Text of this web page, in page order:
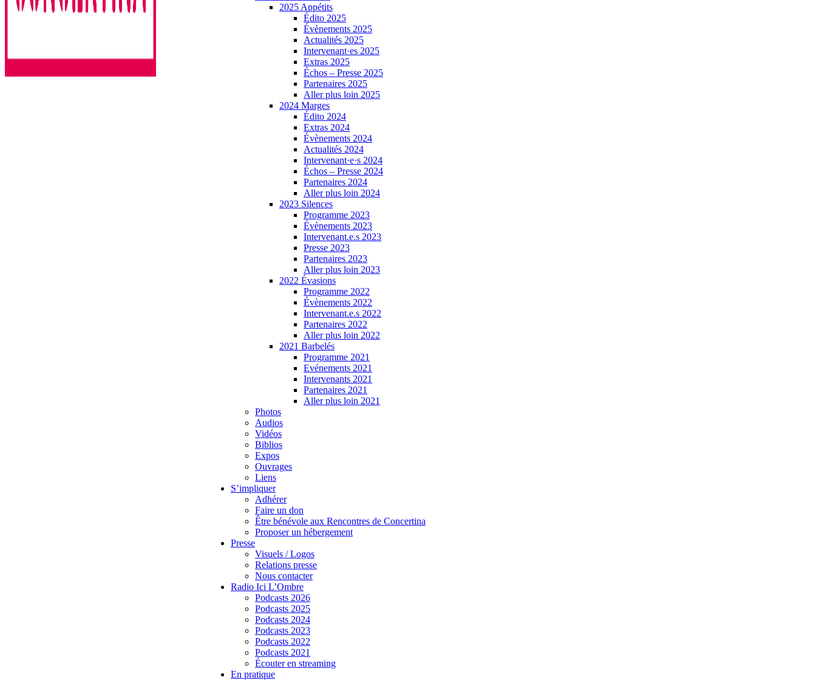
2025 Appétits
Édito 2025
Évènements 2025
Actualités 2025
Intervenant·es 2025
Extras 2025
Échos – Presse 2025
Partenaires 2025
Aller plus loin 2025
2024 Marges
Édito 2024
Extras 2024
Évènements 2024
Actualités 2024
Intervenant·e·s 2024
Échos – Presse 2024
Partenaires 2024
Aller plus loin 2024
2023 Silences
Programme 2023
Évènements 2023
Intervenant.e.s 2023
Presse 2023
Partenaires 2023
Aller plus loin 2023
2022 Évasions
Programme 2022
Évènements 2022
Intervenant.e.s 2022
Partenaires 2022
Aller plus loin 2022
2021 Barbelés
Programme 2021
Evénements 2021
Intervenants 2021
Partenaires 2021
Aller plus loin 2021
Photos
Audios
Vidéos
Biblios
Expos
Ouvrages
Liens
S’impliquer
Adhérer
Faire un don
Être bénévole aux Rencontres de Concertina
Proposer un hébergement
Presse
Visuels / Logos
Relations presse
Nous contacter
Radio Ici L’Ombre
Podcasts 2026
Podcasts 2025
Podcasts 2024
Podcasts 2023
Podcasts 2022
Podcasts 2021
Écouter en streaming
En pratique